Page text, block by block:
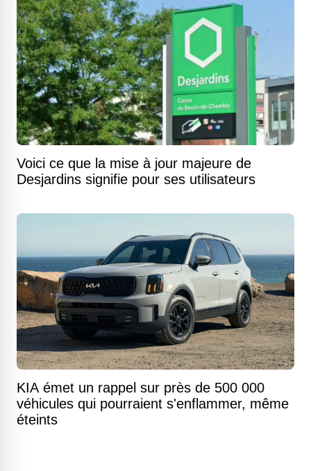
Voici ce que la mise à jour majeure de
Desjardins signifie pour ses utilisateurs
KIA émet un rappel sur près de 500 000
véhicules qui pourraient s'enflammer, même
éteints